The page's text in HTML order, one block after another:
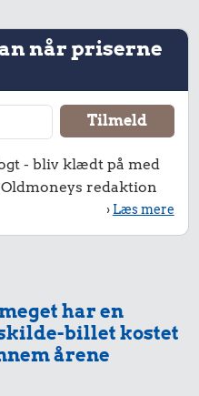
når priserne
- bliv klædt på med
redaktion
› Læs mere
har en
billet kostet
årene